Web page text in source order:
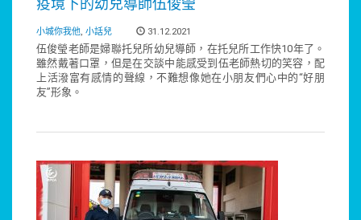
疫境下的幼兒導師伍俊瑩
小城你我他, 小話兒 31.12.2021
伍俊瑩老師是婦聯托兒所幼兒導師，在托兒所工作快10年了。
雖然戴著口罩，但是在交談中能感受到伍老師熱切的笑容，配
上活潑富有感情的聲線，不難想像她在小朋友們心中的“好朋
友”形象。